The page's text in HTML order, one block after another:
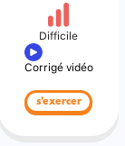
Difficile
Corrigé vidéo
s'exercer